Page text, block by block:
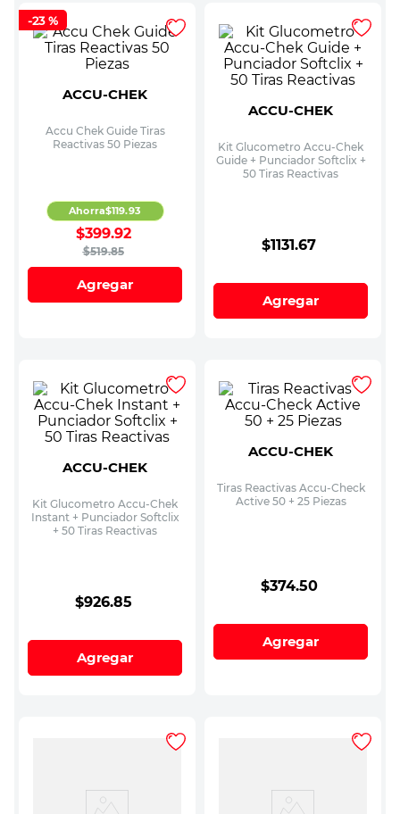
-23 %
ACCU-CHEK
Accu Chek Guide Tiras
Reactivas 50 Piezas
$519.85
$399.92
Ahorra$119.93
Agregar
ACCU-CHEK
Kit Glucometro Accu-Chek
Guide + Punciador Softclix +
50 Tiras Reactivas
$1131.67
Agregar
ACCU-CHEK
Kit Glucometro Accu-Chek
Instant + Punciador Softclix
+ 50 Tiras Reactivas
$926.85
Agregar
ACCU-CHEK
Tiras Reactivas Accu-Check
Active 50 + 25 Piezas
$374.50
Agregar